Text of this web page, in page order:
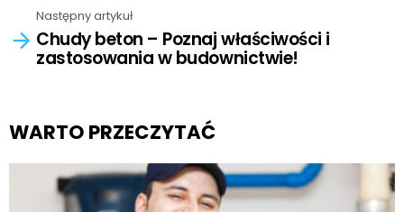
Następny artykuł
Chudy beton – Poznaj właściwości i
zastosowania w budownictwie!
WARTO PRZECZYTAĆ